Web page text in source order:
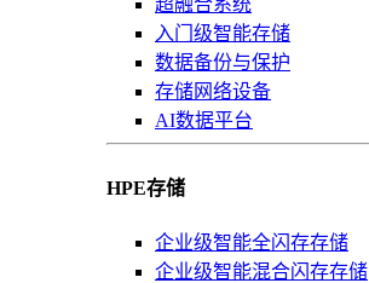
超融合系统
入门级智能存储
数据备份与保护
存储网络设备
AI数据平台
HPE存储
企业级智能全闪存存储
企业级智能混合闪存存储